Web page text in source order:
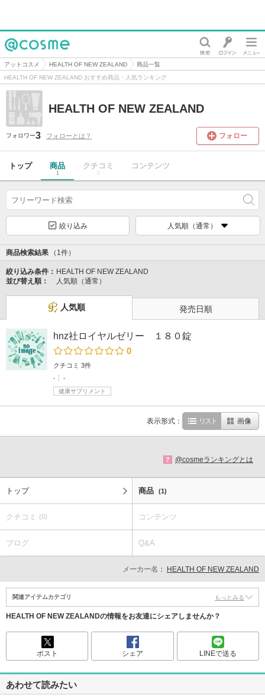
@cosme
アットコスメ HEALTH OF NEW ZEALAND
商品一覧
HEALTH OF NEW ZEALAND おすすめ商品・人気ランキング
HEALTH OF NEW ZEALAND
フォロワー3 フォローとは？ フォロー
トップ 商品
1
クチコミ
0
コンテンツ
絞り込み 人気順（通常）
商品検索結果 （1件）
絞り込み条件： HEALTH OF NEW ZEALAND
並び替え順：
人気順（通常）
人気順 発売日順
hnz社ロイヤルゼリー １８０錠
0
クチコミ 3件
-
-
健康サプリメント
表示形式： リスト 画像
? @cosmeランキングとは
トップ 商品 (1)
クチコミ (0) コンテンツ
ブログ Q&A
メーカー名： HEALTH OF NEW ZEALAND
関連アイテムカテゴリ もっとみる
HEALTH OF NEW ZEALANDの情報をお友達にシェアしませんか？
ポスト シェア LINEで送る
あわせて読みたい